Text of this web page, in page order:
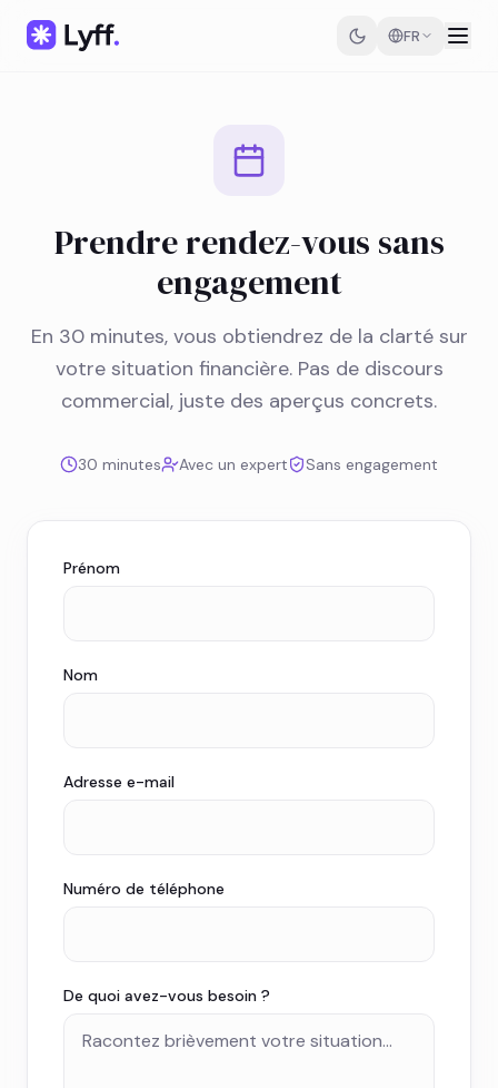
FR
Prendre rendez-vous sans
engagement
En 30 minutes, vous obtiendrez de la clarté sur
votre situation financière. Pas de discours
commercial, juste des aperçus concrets.
30 minutes Avec un expert Sans engagement
Prénom
Nom
Adresse e-mail
Numéro de téléphone
De quoi avez-vous besoin ?